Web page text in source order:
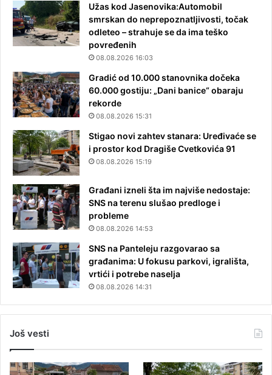
Užas kod Jasenovika:Automobil
smrskan do neprepoznatljivosti, točak
odleteo – strahuje se da ima teško
povređenih
08.08.2026 16:03
Gradić od 10.000 stanovnika dočeka
60.000 gostiju: „Dani banice“ obaraju
rekorde
08.08.2026 15:31
Stigao novi zahtev stanara: Uređivaće se
i prostor kod Dragiše Cvetkovića 91
08.08.2026 15:19
Građani izneli šta im najviše nedostaje:
SNS na terenu slušao predloge i
probleme
08.08.2026 14:53
SNS na Panteleju razgovarao sa
građanima: U fokusu parkovi, igrališta,
vrtići i potrebe naselja
08.08.2026 14:31
Još vesti